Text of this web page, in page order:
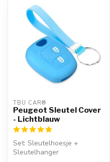
TBU CAR®
Peugeot Sleutel Cover
- Lichtblauw
Set: Sleutelhoesje +
Sleutelhanger